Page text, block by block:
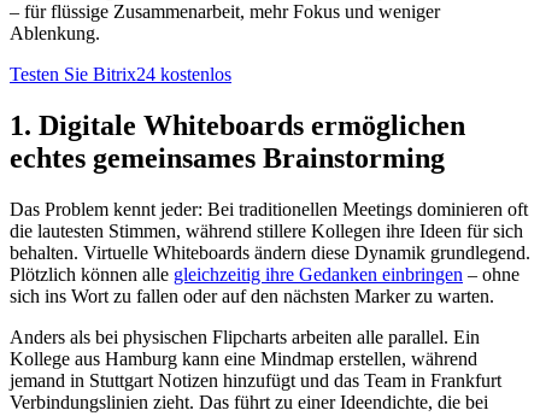
– für flüssige Zusammenarbeit, mehr Fokus und weniger
Ablenkung.
Testen Sie Bitrix24 kostenlos
1. Digitale Whiteboards ermöglichen
echtes gemeinsames Brainstorming
Das Problem kennt jeder: Bei traditionellen Meetings dominieren oft
die lautesten Stimmen, während stillere Kollegen ihre Ideen für sich
behalten. Virtuelle Whiteboards ändern diese Dynamik grundlegend.
Plötzlich können alle gleichzeitig ihre Gedanken einbringen – ohne
sich ins Wort zu fallen oder auf den nächsten Marker zu warten.
Anders als bei physischen Flipcharts arbeiten alle parallel. Ein
Kollege aus Hamburg kann eine Mindmap erstellen, während
jemand in Stuttgart Notizen hinzufügt und das Team in Frankfurt
Verbindungslinien zieht. Das führt zu einer Ideendichte, die bei